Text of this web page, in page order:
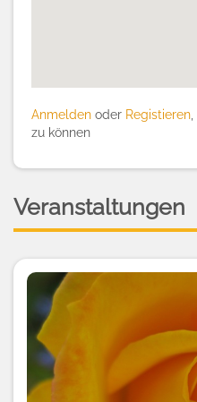
Anmelden oder Registieren
zu können
Veranstaltungen